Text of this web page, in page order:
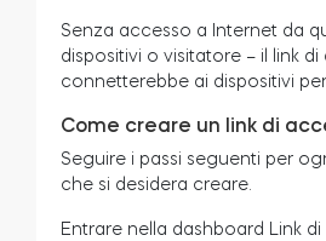
Senza accesso a Internet da
dispositivi o visitatore – il link
connetterebbe ai dispositivi
Come creare un link di
Seguire i passi seguenti per
che si desidera creare.
Entrare nella dashboard Link